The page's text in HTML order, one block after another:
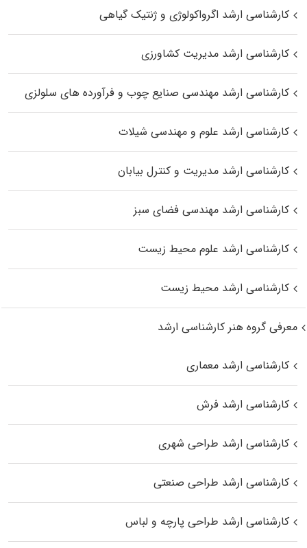
کارشناسی ارشد اگرواکولوژی و ژنتیک گیاهی
کارشناسی ارشد مدیریت کشاورزی
کارشناسی ارشد مهندسی صنایع چوب و فرآورده‌ های سلولزی
کارشناسی ارشد علوم و مهندسی شیلات
کارشناسی ارشد مدیریت و کنترل بیابان
کارشناسی ارشد مهندسی فضای سبز
کارشناسی ارشد علوم محیط‌ زیست
کارشناسی ارشد محیط زیست
معرفی گروه هنر کارشناسی ارشد
کارشناسی ارشد معماری
کارشناسی ارشد فرش
کارشناسی ارشد طراحی شهری
کارشناسی ارشد طراحی صنعتی
کارشناسی ارشد طراحی پارچه و لباس